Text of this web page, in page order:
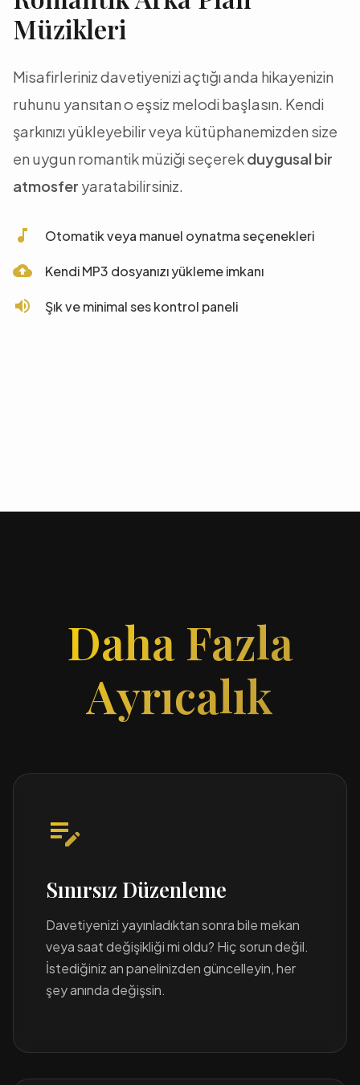
Müzikleri
Misafirleriniz davetiyenizi açtığı anda hikayenizin
ruhunu yansıtan o eşsiz melodi başlasın. Kendi
şarkınızı yükleyebilir veya kütüphanemizden size
en uygun romantik müziği seçerekduygusal bir
atmosfer yaratabilirsiniz.
music_note Otomatik veya manuel oynatma seçenekleri
cloud_upload Kendi MP3 dosyanızı yükleme imkanı
volume_up Şık ve minimal ses kontrol paneli
Daha Fazla
Ayrıcalık
edit_note
Sınırsız Düzenleme
Davetiyenizi yayınladıktan sonra bile mekan
veya saat değişikliği mi oldu? Hiç sorun değil.
İstediğiniz an panelinizden güncelleyin, her
şey anında değişsin.